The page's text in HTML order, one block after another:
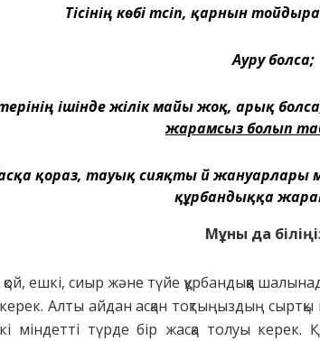
Тісінің көбі түсіп, қарнын
Ауру болса;
ішінде жілік майы жоқ, арық
жарамсыз болып
қораз, тауық сияқты үй
құрбандыққа
Мұны да
ешкі, сиыр және түйе құрбандыққа
Алты айдан асқан тоқтыңыздың сыртқы
міндетті түрде бір жасқа толуы керек.